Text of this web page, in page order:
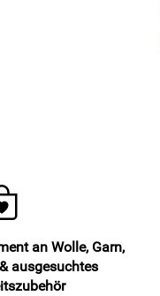
an Wolle, Garn,
ausgesuchtes